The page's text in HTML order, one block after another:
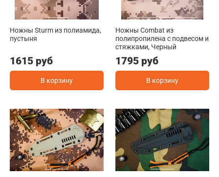
Ножны Sturm из полиамида,
пустыня
1615 руб
В корзину
Ножны Combat из
полипропилена с подвесом и
стяжками, Черный
1795 руб
В корзину